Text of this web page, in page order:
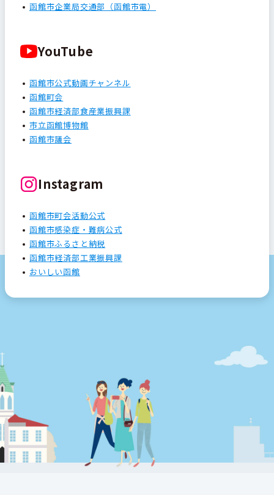
函館市企業局交通部（函館市電）
YouTube
函館市公式動画チャンネル
函館町会
函館市経済部食産業振興課
市立函館博物館
函館市議会
Instagram
函館市町会活動公式
函館市感染症・難病公式
函館市ふるさと納税
函館市経済部工業振興課
おいしい函館